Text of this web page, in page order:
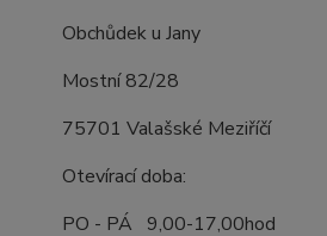
Obchůdek u Jany
Mostní 82/28
75701 Valašské Meziříčí
Otevírací doba:
PO - PÁ 9,00-17,00hod